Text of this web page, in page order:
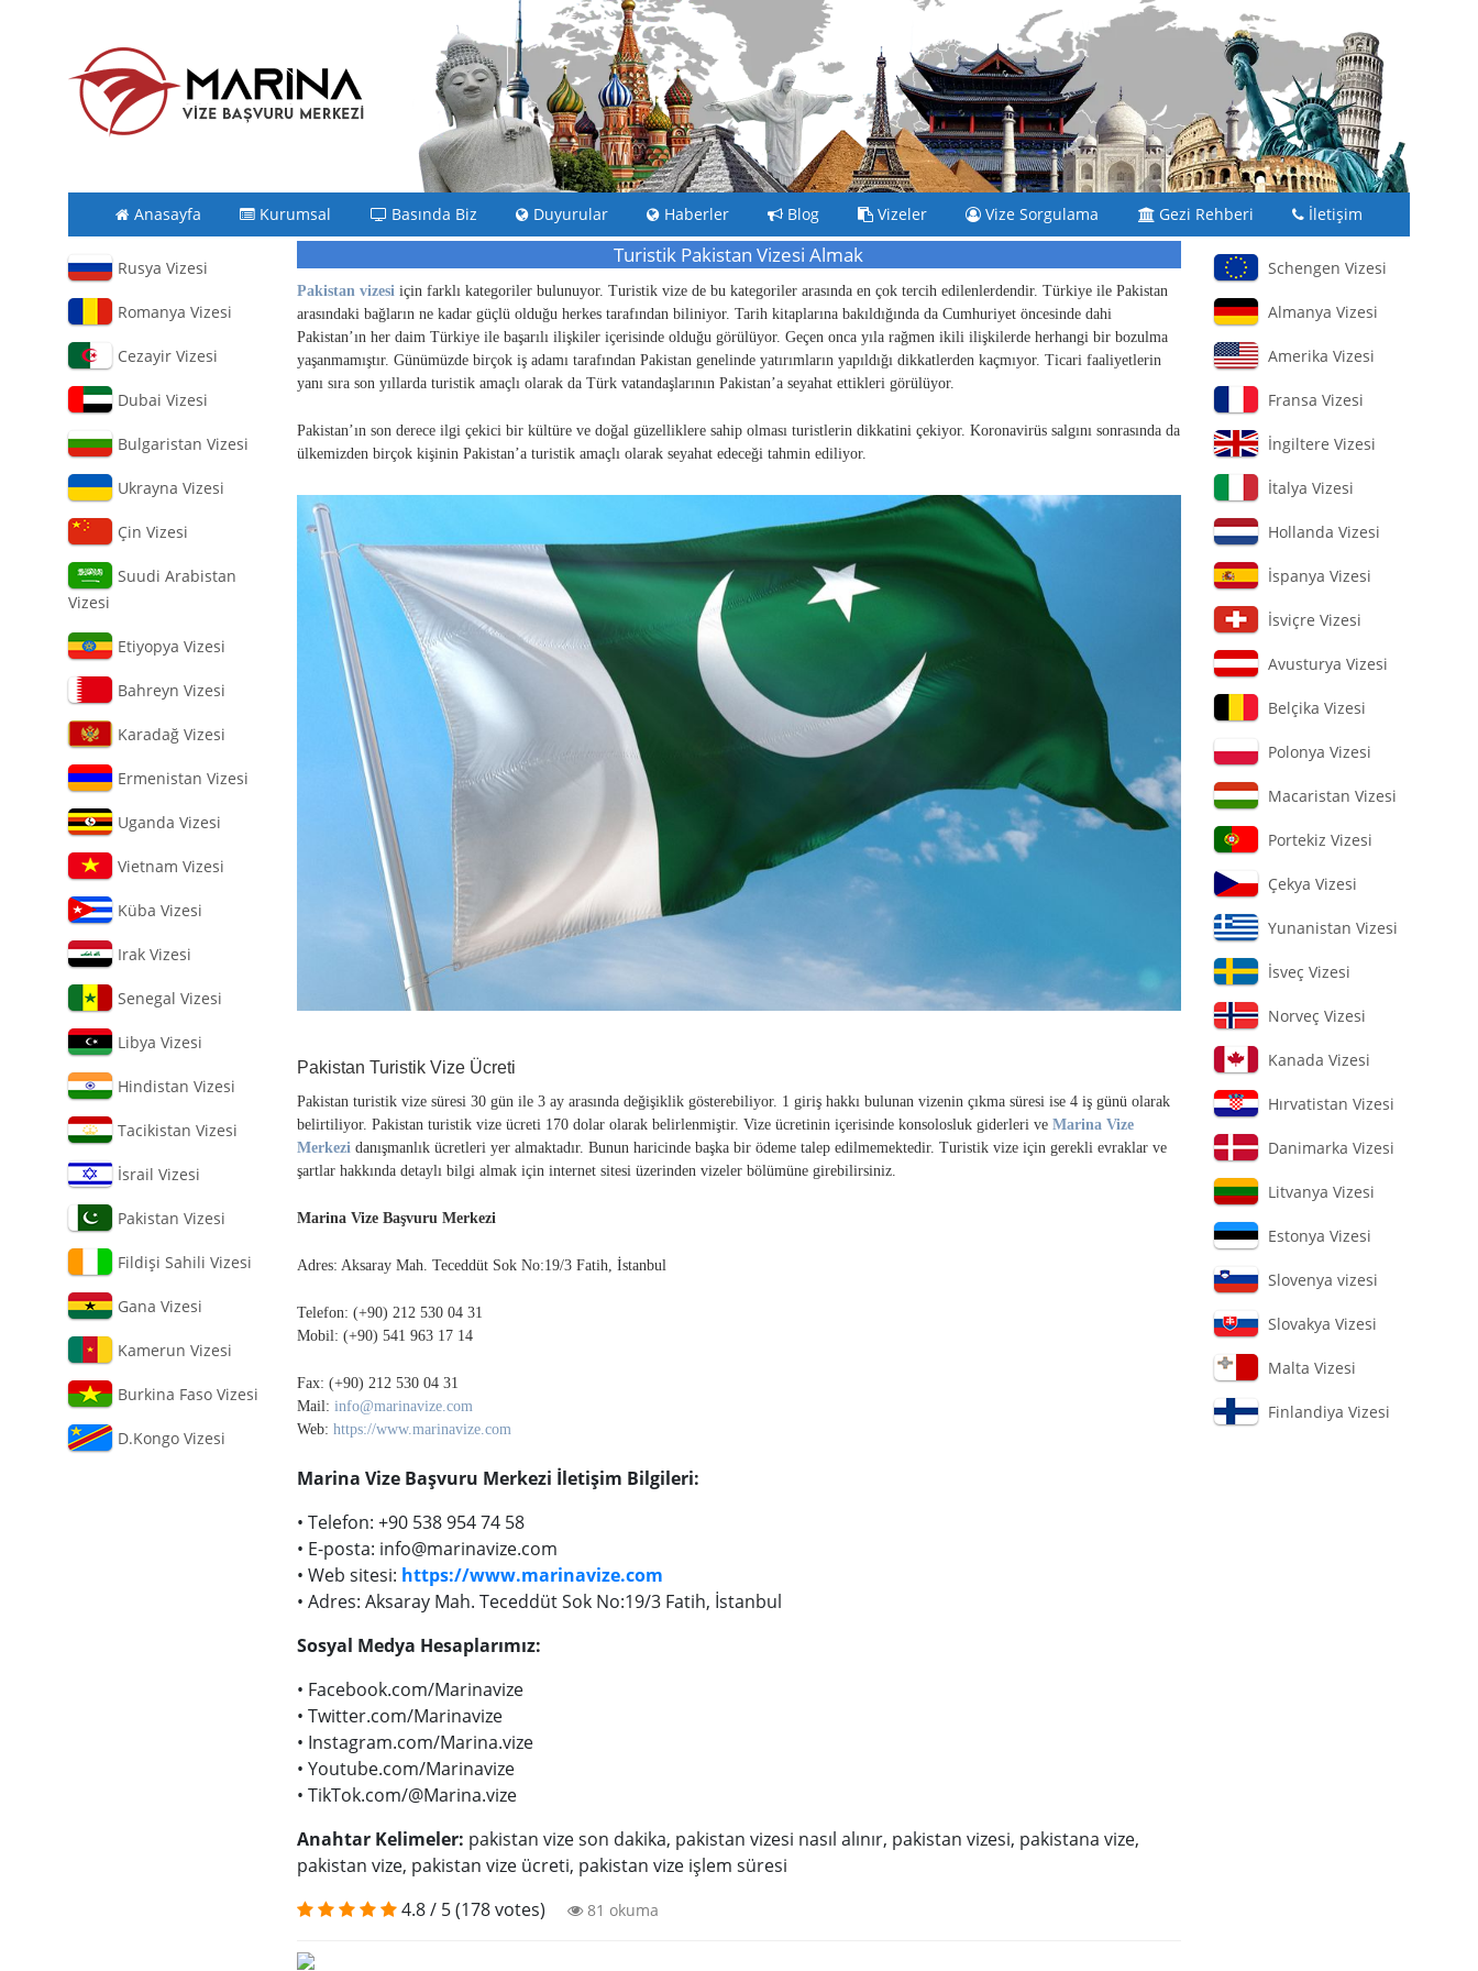
Anasayfa Kurumsal Basında Biz Duyurular Haberler Blog Vizeler Vize Sorgulama Gezi Rehberi İletişim
Rusya Vizesi
Romanya Vizesi
Cezayir Vizesi
Dubai Vizesi
Bulgaristan Vizesi
Ukrayna Vizesi
Çin Vizesi
Suudi Arabistan
Vizesi
Etiyopya Vizesi
Bahreyn Vizesi
Karadağ Vizesi
Ermenistan Vizesi
Uganda Vizesi
Vietnam Vizesi
Küba Vizesi
Irak Vizesi
Senegal Vizesi
Libya Vizesi
Hindistan Vizesi
Tacikistan Vizesi
İsrail Vizesi
Pakistan Vizesi
Fildişi Sahili Vizesi
Gana Vizesi
Kamerun Vizesi
Burkina Faso Vizesi
D.Kongo Vizesi
Turistik Pakistan Vizesi Almak
Pakistan vizesi için farklı kategoriler bulunuyor. Turistik vize de bu kategoriler arasında en çok tercih edilenlerdendir. Türkiye ile Pakistan
arasındaki bağların ne kadar güçlü olduğu herkes tarafından biliniyor. Tarih kitaplarına bakıldığında da Cumhuriyet öncesinde dahi
Pakistan’ın her daim Türkiye ile başarılı ilişkiler içerisinde olduğu görülüyor. Geçen onca yıla rağmen ikili ilişkilerde herhangi bir bozulma
yaşanmamıştır. Günümüzde birçok iş adamı tarafından Pakistan genelinde yatırımların yapıldığı dikkatlerden kaçmıyor. Ticari faaliyetlerin
yanı sıra son yıllarda turistik amaçlı olarak da Türk vatandaşlarının Pakistan’a seyahat ettikleri görülüyor.
Pakistan’ın son derece ilgi çekici bir kültüre ve doğal güzelliklere sahip olması turistlerin dikkatini çekiyor. Koronavirüs salgını sonrasında da
ülkemizden birçok kişinin Pakistan’a turistik amaçlı olarak seyahat edeceği tahmin ediliyor.
Pakistan Turistik Vize Ücreti
Pakistan turistik vize süresi 30 gün ile 3 ay arasında değişiklik gösterebiliyor. 1 giriş hakkı bulunan vizenin çıkma süresi ise 4 iş günü olarak
belirtiliyor. Pakistan turistik vize ücreti 170 dolar olarak belirlenmiştir. Vize ücretinin içerisinde konsolosluk giderleri veMarina Vize
Merkezi danışmanlık ücretleri yer almaktadır. Bunun haricinde başka bir ödeme talep edilmemektedir. Turistik vize için gerekli evraklar ve
şartlar hakkında detaylı bilgi almak için internet sitesi üzerinden vizeler bölümüne girebilirsiniz.
Marina Vize Başvuru Merkezi
Adres: Aksaray Mah. Teceddüt Sok No:19/3 Fatih, İstanbul
Telefon: (+90) 212 530 04 31
Mobil: (+90) 541 963 17 14
Fax: (+90) 212 530 04 31
Mail:info@marinavize.com
Web:https://www.marinavize.com
Marina Vize Başvuru Merkezi İletişim Bilgileri:
• Telefon: +90 538 954 74 58
• E-posta: info@marinavize.com
• Web sitesi: https://www.marinavize.com
• Adres: Aksaray Mah. Teceddüt Sok No:19/3 Fatih, İstanbul
Sosyal Medya Hesaplarımız:
• Facebook.com/Marinavize
• Twitter.com/Marinavize
• Instagram.com/Marina.vize
• Youtube.com/Marinavize
• TikTok.com/@Marina.vize
Anahtar Kelimeler: pakistan vize son dakika, pakistan vizesi nasıl alınır, pakistan vizesi, pakistana vize,
pakistan vize, pakistan vize ücreti, pakistan vize işlem süresi
4.8/ 5(178 votes) 81 okuma
Schengen Vizesi
Almanya Vizesi
Amerika Vizesi
Fransa Vizesi
İngiltere Vizesi
İtalya Vizesi
Hollanda Vizesi
İspanya Vizesi
İsviçre Vizesi
Avusturya Vizesi
Belçika Vizesi
Polonya Vizesi
Macaristan Vizesi
Portekiz Vizesi
Çekya Vizesi
Yunanistan Vizesi
İsveç Vizesi
Norveç Vizesi
Kanada Vizesi
Hırvatistan Vizesi
Danimarka Vizesi
Litvanya Vizesi
Estonya Vizesi
Slovenya vizesi
Slovakya Vizesi
Malta Vizesi
Finlandiya Vizesi